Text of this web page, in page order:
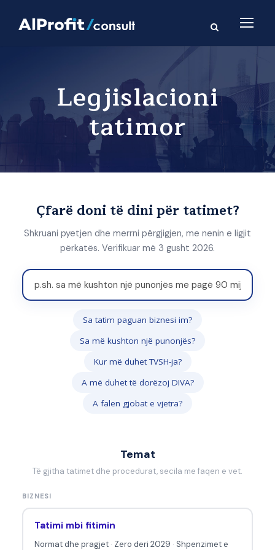
Legjislacioni
tatimor
Çfarë doni të dini për tatimet?
Shkruani pyetjen dhe merrni përgjigjen, me nenin e ligjit
përkatës. Verifikuar më 3 gusht 2026.
S
h
e
Sa tatim paguan biznesi im?
Sa më kushton një punonjës?
Kur më duhet TVSH-ja?
A më duhet të dorëzoj DIVA?
A falen gjobat e vjetra?
Temat
Të gjitha tatimet dhe procedurat, secila me faqen e vet.
BIZNESI
Tatimi mbi fitimin
Normat dhe pragjet· Zero deri 2029 · Shpenzimet e